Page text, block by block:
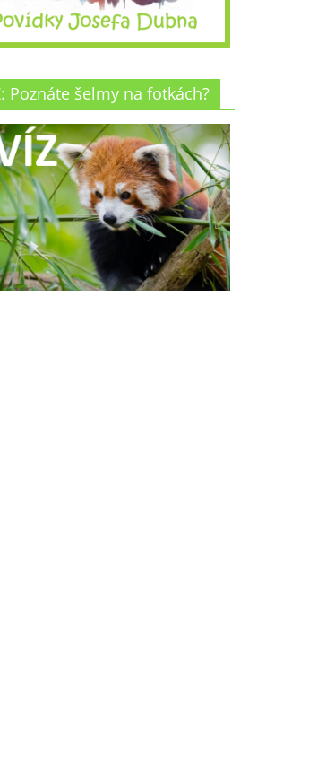
Poznáte šelmy na fotkách?